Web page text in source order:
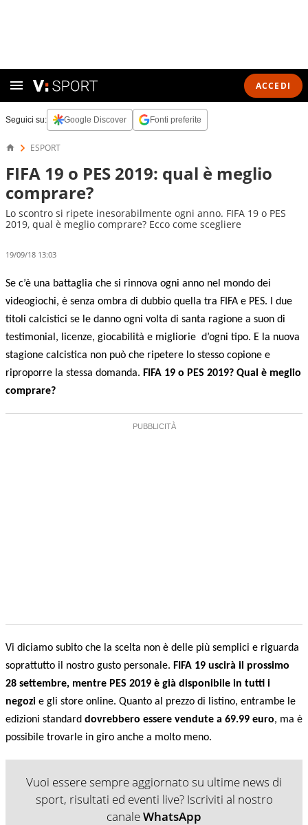
ACCEDI
Seguici su: Google Discover Fonti preferite
ESPORT
FIFA 19 o PES 2019: qual è meglio
comprare?
Lo scontro si ripete inesorabilmente ogni anno. FIFA 19 o PES
2019, qual è meglio comprare? Ecco come scegliere
19/09/18 13:03
Se c’è una battaglia che si rinnova ogni anno nel mondo dei
videogiochi, è senza ombra di dubbio quella tra FIFA e PES. I due
titoli calcistici se le danno ogni volta di santa ragione a suon di
testimonial, licenze, giocabilità e migliorie d’ogni tipo. E la nuova
stagione calcistica non può che ripetere lo stesso copione e
riproporre la stessa domanda. FIFA 19 o PES 2019? Qual è meglio
comprare?
Vi diciamo subito che la scelta non è delle più semplici e riguarda
soprattutto il nostro gusto personale. FIFA 19 uscirà il prossimo
28 settembre, mentre PES 2019 è già disponibile in tutti i
negozi e gli store online. Quanto al prezzo di listino, entrambe le
edizioni standard dovrebbero essere vendute a 69.99 euro, ma è
possibile trovarle in giro anche a molto meno.
Vuoi essere sempre aggiornato su ultime news di
sport, risultati ed eventi live? Iscriviti al nostro
canaleWhatsApp